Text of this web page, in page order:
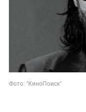
Фото: "КиноПоиск"